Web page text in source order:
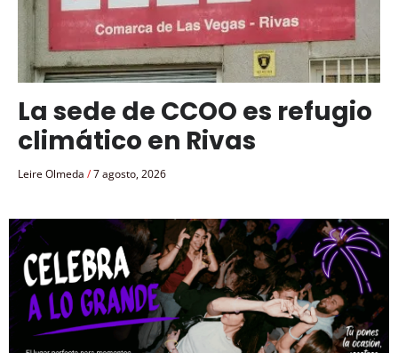
La sede de CCOO es refugio
climático en Rivas
Leire Olmeda 7 agosto, 2026